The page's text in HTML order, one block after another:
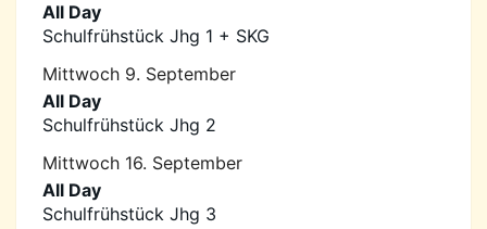
All Day
Schulfrühstück Jhg 1 + SKG
Mittwoch 9. September
All Day
Schulfrühstück Jhg 2
Mittwoch 16. September
All Day
Schulfrühstück Jhg 3